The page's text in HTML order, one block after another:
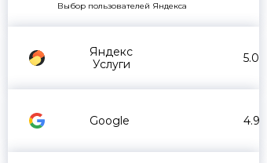
Выбор пользователей Яндекса
Яндекс
Услуги
5.0
Google 4.9